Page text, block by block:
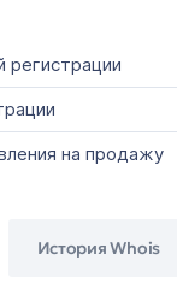
регистрации
на продажу
История Whois